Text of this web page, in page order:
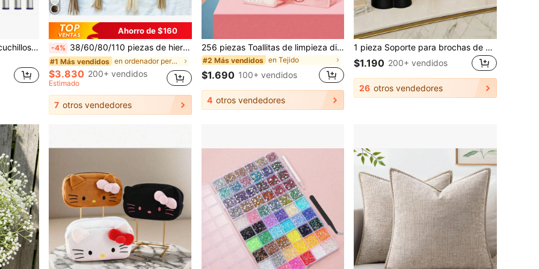
Set de 13 piezas/Caja de cuchillos de precisión artesanales - Aleación de aluminio, ideales para cortar papel y proyectos DIY, herramientas manuales de tallado - Para aficionados a las manualidades y el DIY - Regalo perfecto para artistas y creadores
Ahorro de $160
-4% 38/60/80/110 piezas de hierba de pampa artificial blanca, ramo de plumas de junco falso de 17.3 pulgadas, estilo bohemio, decoración de jarrón de boda, decoración de corona, decoración de dormitorio, boda bohemia, regalo del Día de la Madre, adecuado para Halloween, Navidad, hogar estético
#1 Más vendidos en ordenador personal Decoraciones artificiales&De
$3.830 200+ vendidos
Estimado
7 otros vendedores
256 piezas Toallitas de limpieza diaria, Toallitas de detergente de lavandería portátiles, Adecuadas para limpiar ropa y zapatos durante los viajes
#2 Más vendidos en Tejido
$1.690 100+ vendidos
4 otros vendedores
1 pieza Soporte para brochas de maquillaje de resina hecho a mano con forma de Body humano, escultura única organizador de almacenamiento de cosméticos de tocador de escritorio, caddy de tocador para dormitorio y baño, regalo de almacenamiento lindo para volver a la escuela, decoración de habitación, artículos esenciales para dormitorios universitarios y apartamentos
$1.190 200+ vendidos
26 otros vendedores